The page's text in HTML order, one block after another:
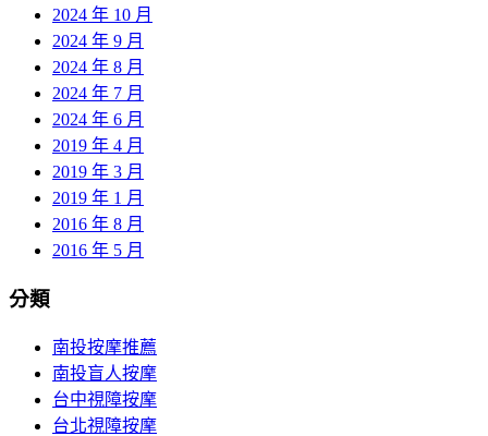
2024 年 10 月
2024 年 9 月
2024 年 8 月
2024 年 7 月
2024 年 6 月
2019 年 4 月
2019 年 3 月
2019 年 1 月
2016 年 8 月
2016 年 5 月
分類
南投按摩推薦
南投盲人按摩
台中視障按摩
台北視障按摩